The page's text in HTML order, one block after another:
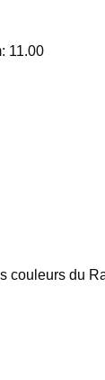
11.00
couleurs du